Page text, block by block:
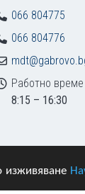
изживяване
066 804775
066 804776
Работно време
8:15 – 16:30